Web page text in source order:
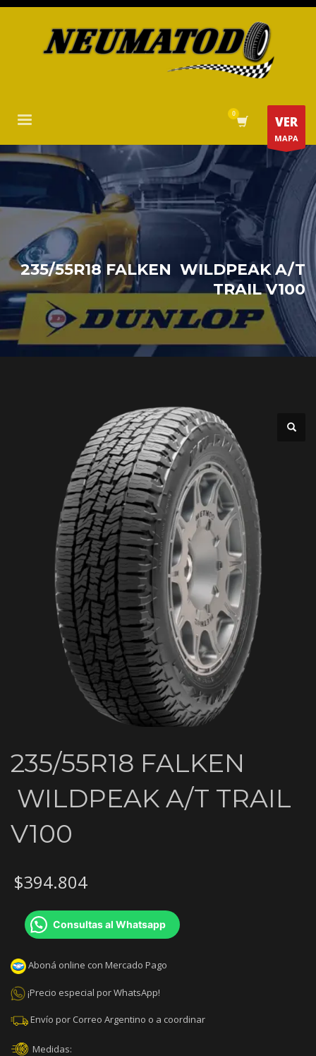
VER
MAPA
235/55R18 FALKEN WILDPEAK A/T
TRAIL V100
235/55R18 FALKEN
WILDPEAK A/T TRAIL
V100
$394.804
Consultas al Whatsapp
Aboná online con Mercado Pago
¡Precio especial por WhatsApp!
Envío por Correo Argentino o a coordinar
Medidas: